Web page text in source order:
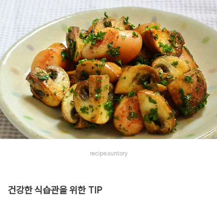
recipe.suntory
건강한 식습관을 위한 TIP